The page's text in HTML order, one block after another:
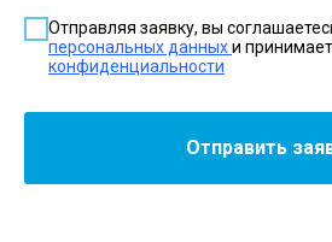
Отправляя заявку, вы
персональных данныхи
конфиденциальности
Отправить